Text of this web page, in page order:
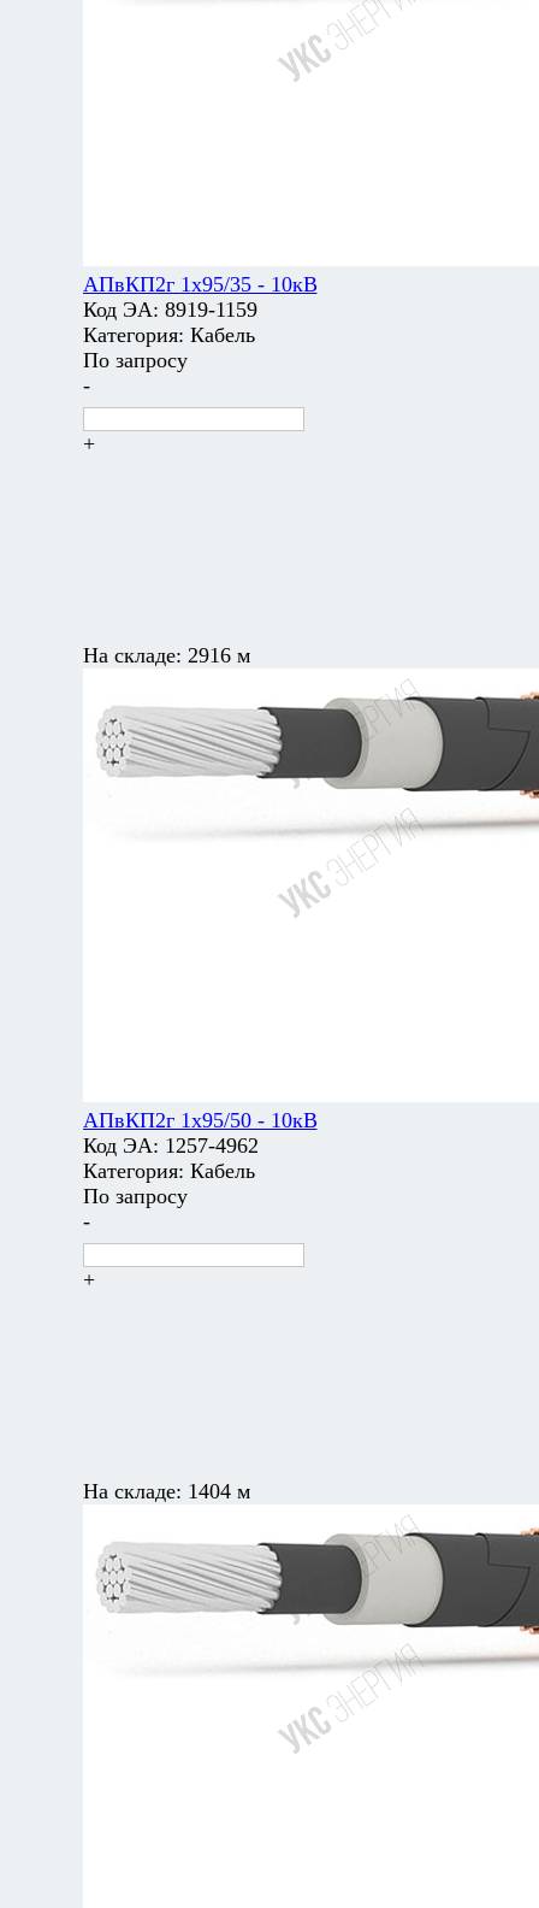
АПвКП2г 1х95/35 - 10кВ
Код ЭА: 8919-1159
Категория: Кабель
По запросу
-
+
На складе: 2916 м
АПвКП2г 1х95/50 - 10кВ
Код ЭА: 1257-4962
Категория: Кабель
По запросу
-
+
На складе: 1404 м